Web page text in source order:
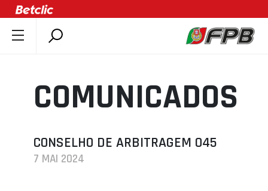
DOCUMENTOS
ÚLTIMAS
ASSOCIAÇÕES
CLUBES
COMUNICADOS
CONSELHO DE ARBITRAGEM 045
7 MAI 2024